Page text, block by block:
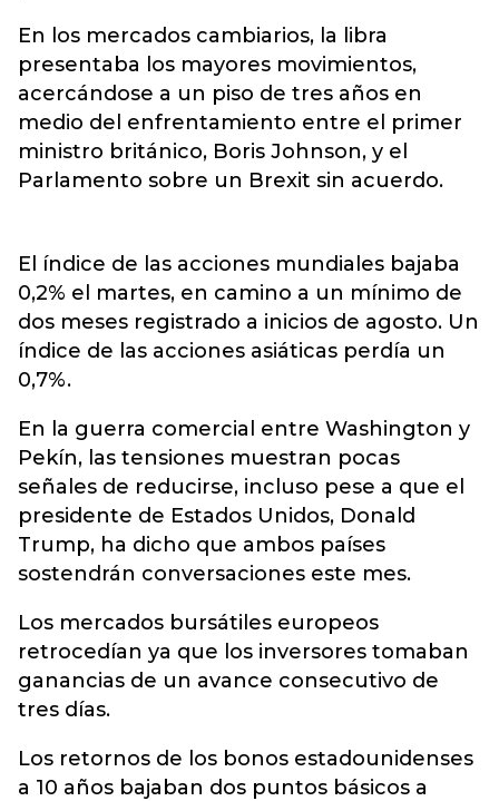
En los mercados cambiarios, la libra
presentaba los mayores movimientos,
acercándose a un piso de tres años en
medio del enfrentamiento entre el primer
ministro británico, Boris Johnson, y el
Parlamento sobre un Brexit sin acuerdo.
El índice de las acciones mundiales bajaba
0,2% el martes, en camino a un mínimo de
dos meses registrado a inicios de agosto. Un
índice de las acciones asiáticas perdía un
0,7%.
En la guerra comercial entre Washington y
Pekín, las tensiones muestran pocas
señales de reducirse, incluso pese a que el
presidente de Estados Unidos, Donald
Trump, ha dicho que ambos países
sostendrán conversaciones este mes.
Los mercados bursátiles europeos
retrocedían ya que los inversores tomaban
ganancias de un avance consecutivo de
tres días.
Los retornos de los bonos estadounidenses
a 10 años bajaban dos puntos básicos a